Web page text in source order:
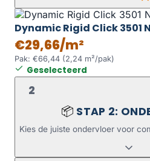
Dynamic Rigid Click 3501
€29,66/m²
Pak: €66,44 (2,24 m²/pak)
Geselecteerd
2
📦 STAP 2:
Kies de juiste ondervloer voor